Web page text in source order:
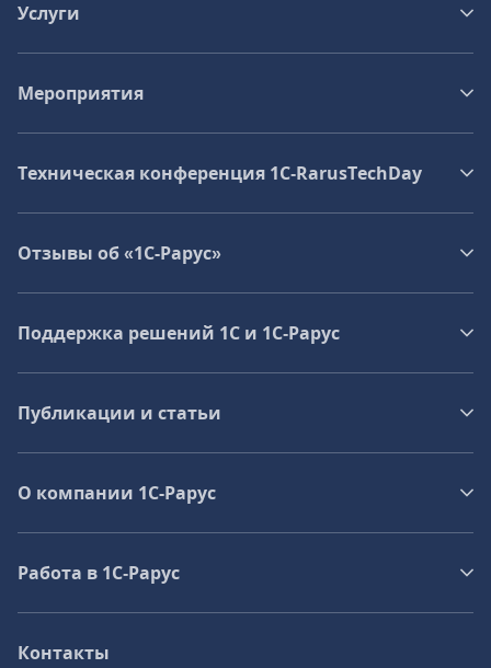
Услуги
Мероприятия
Техническая конференция 1C‑RarusTechDay
Отзывы об «1С-Рарус»
Поддержка решений 1С и 1С‑Рарус
Публикации и статьи
О компании 1C-Рарус
Работа в 1С‑Рарус
Контакты